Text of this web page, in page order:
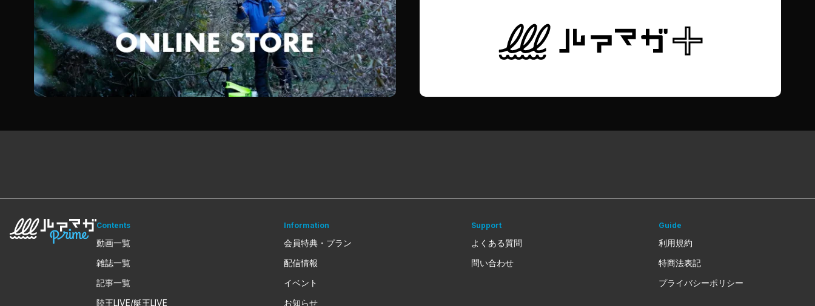
Contents
動画一覧
雑誌一覧
記事一覧
陸王LIVE/艇王LIVE
Information
会員特典・プラン
配信情報
イベント
お知らせ
Support
よくある質問
問い合わせ
Guide
利用規約
特商法表記
プライバシーポリシー